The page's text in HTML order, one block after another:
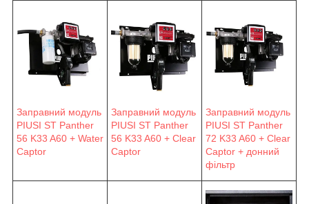
Заправний модуль
PIUSI ST Panther
56 K33 A60 + Water
Captor
Заправний модуль
PIUSI ST Panther
56 K33 A60 + Clear
Captor
Заправний модуль
PIUSI ST Panther
72 K33 A60 + Clear
Captor + донний
фільтр